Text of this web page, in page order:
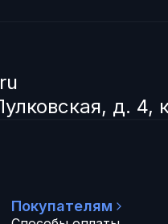
д. 4,
Покупателям